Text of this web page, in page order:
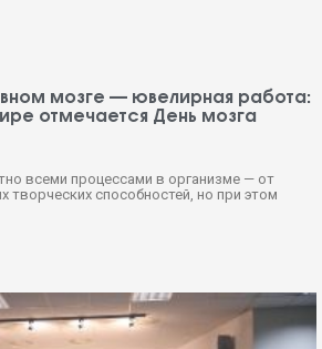
мозге — ювелирная работа:
отмечается День мозга
всеми процессами в организме — от
творческих способностей, но при этом